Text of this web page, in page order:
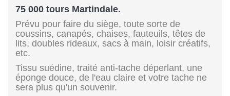
75 000 tours Martindale.
Prévu pour faire du siège, toute sorte de
coussins, canapés, chaises, fauteuils, têtes de
lits, doubles rideaux, sacs à main, loisir créatifs,
etc.
Tissu suédine, traité anti-tache déperlant, une
éponge douce, de l'eau claire et votre tache ne
sera plus qu'un souvenir.